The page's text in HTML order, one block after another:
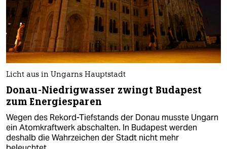
Licht aus in Ungarns Hauptstadt
Donau-Niedrigwasser zwingt Budapest
zum Energiesparen
Wegen des Rekord-Tiefstands der Donau musste Ungarn
ein Atomkraftwerk abschalten. In Budapest werden
deshalb die Wahrzeichen der Stadt nicht mehr